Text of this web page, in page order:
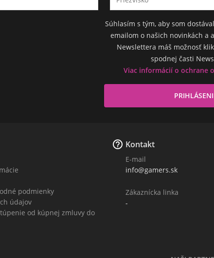
Súhlasím s tým, aby som
emailom o našich novinkách a
Newslettera máš možnosť
spodnej časti
Viac informácií o ochrane
podmienky
údajov
od kúpnej zmluvy do
 Kontakt
E-mail
info@gamers.sk
Zákaznícka linka
-